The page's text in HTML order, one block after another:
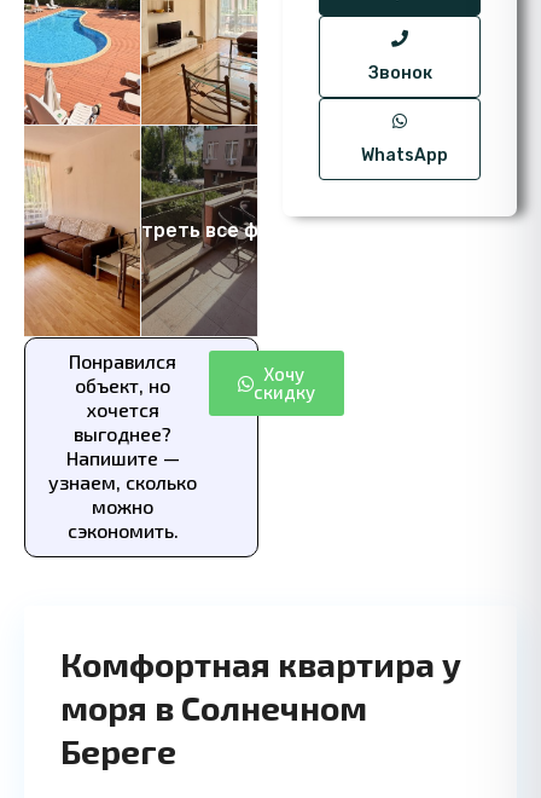
Посмотреть все фото 13
Понравился
объект, но
хочется
выгоднее?
Напишите —
узнаем, сколько
можно
сэкономить.
Хочу
скидку
Звонок
WhatsApp
Комфортная квартира у
моря в Солнечном
Береге